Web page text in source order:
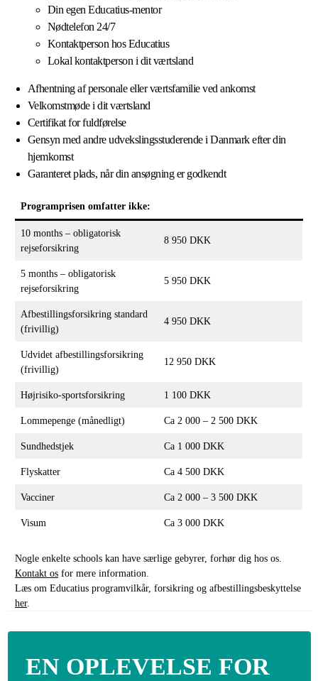
Din egen Educatius-mentor
Nødtelefon 24/7
Kontaktperson hos Educatius
Lokal kontaktperson i dit værtsland
Afhentning af personale eller værtsfamilie ved ankomst
Velkomstmøde i dit værtsland
Certifikat for fuldførelse
Gensyn med andre udvekslingsstuderende i Danmark efter din
hjemkomst
Garanteret plads, når din ansøgning er godkendt
Programprisen omfatter ikke:
10 months – obligatorisk
rejseforsikring
8 950 DKK
5 months – obligatorisk
rejseforsikring
5 950 DKK
Afbestillingsforsikring standard
(frivillig)
4 950 DKK
Udvidet afbestillingsforsikring
(frivillig)
12 950 DKK
Højrisiko-sportsforsikring 1 100 DKK
Lommepenge (månedligt) Ca 2 000 – 2 500 DKK
Sundhedstjek Ca 1 000 DKK
Flyskatter Ca 4 500 DKK
Vacciner Ca 2 000 – 3 500 DKK
Visum Ca 3 000 DKK
Nogle enkelte schools kan have særlige gebyrer, forhør dig hos os.
Kontakt os for mere information.
Læs om Educatius programvilkår, forsikring og afbestillingsbeskyttelse
her.
EN OPLEVELSE FOR